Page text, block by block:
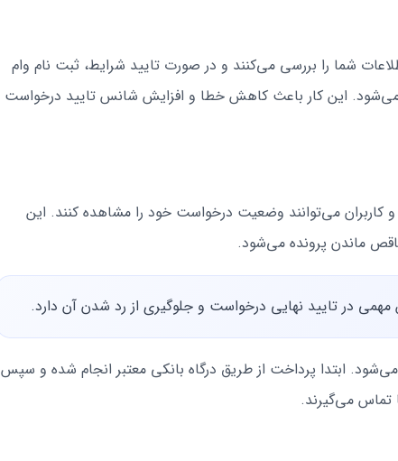
شما را بررسی می‌کنند و در صورت تایید شرایط، ثبت نام وام
می‌شود. این کار باعث کاهش خطا و افزایش شانس تایید درخواست
می‌توانند وضعیت درخواست خود را مشاهده کنند. این
ماندن پرونده می‌شود.
در تایید نهایی درخواست و جلوگیری از رد شدن آن دارد.
ابتدا پرداخت از طریق درگاه بانکی معتبر انجام شده و سپس
تماس می‌گیرند.